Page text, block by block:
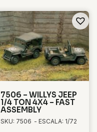
7506 – WILLYS JEEP
1/4 TON 4X4 – FAST
ASSEMBLY
SKU: 7506 - ESCALA: 1/72